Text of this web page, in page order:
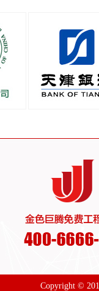
Copyright ©